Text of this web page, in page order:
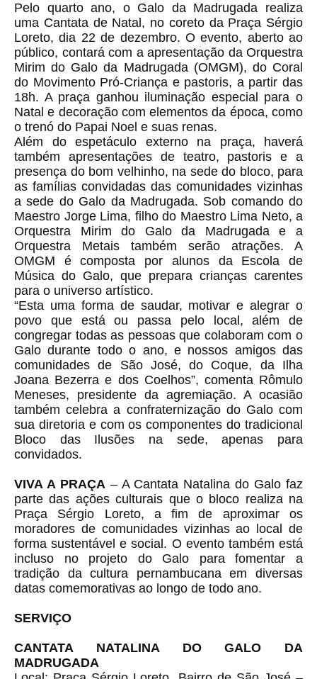
Pelo quarto ano, o Galo da Madrugada realiza
uma Cantata de Natal, no coreto da Praça Sérgio
Loreto, dia 22 de dezembro. O evento, aberto ao
público, contará com a apresentação da Orquestra
Mirim do Galo da Madrugada (OMGM), do Coral
do Movimento Pró-Criança e pastoris, a partir das
18h. A praça ganhou iluminação especial para o
Natal e decoração com elementos da época, como
o trenó do Papai Noel e suas renas.
Além do espetáculo externo na praça, haverá
também apresentações de teatro, pastoris e a
presença do bom velhinho, na sede do bloco, para
as famílias convidadas das comunidades vizinhas
a sede do Galo da Madrugada. Sob comando do
Maestro Jorge Lima, filho do Maestro Lima Neto, a
Orquestra Mirim do Galo da Madrugada e a
Orquestra Metais também serão atrações. A
OMGM é composta por alunos da Escola de
Música do Galo, que prepara crianças carentes
para o universo artístico.
“Esta uma forma de saudar, motivar e alegrar o
povo que está ou passa pelo local, além de
congregar todas as pessoas que colaboram com o
Galo durante todo o ano, e nossos amigos das
comunidades de São José, do Coque, da Ilha
Joana Bezerra e dos Coelhos”, comenta Rômulo
Meneses, presidente da agremiação. A ocasião
também celebra a confraternização do Galo com
sua diretoria e com os componentes do tradicional
Bloco das Ilusões na sede, apenas para
convidados.
VIVA A PRAÇA– A Cantata Natalina do Galo faz
parte das ações culturais que o bloco realiza na
Praça Sérgio Loreto, a fim de aproximar os
moradores de comunidades vizinhas ao local de
forma sustentável e social. O evento também está
incluso no projeto do Galo para fomentar a
tradição da cultura pernambucana em diversas
datas comemorativas ao longo de todo ano.
SERVIÇO
CANTATA NATALINA DO GALO DA
MADRUGADA